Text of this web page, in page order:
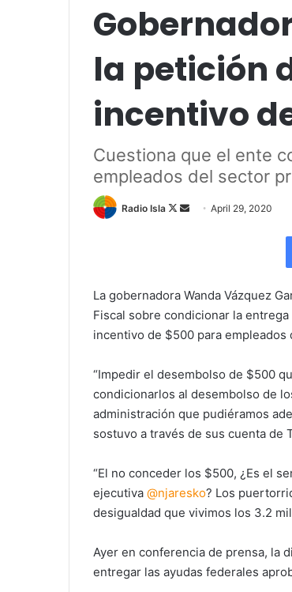
la petición
incentivo
Cuestiona que el ente
empleados del sector
Radio Isla
Follow
Send April 29, 2020
La gobernadora Wanda Vázquez
Fiscal sobre condicionar la
incentivo de $500 para
“Impedir el desembolso de $500
condicionarlos al desembolso de
administración que pudiéramos
sostuvo a través de sus cuenta de
“El no conceder los $500, ¿Es el
ejecutiva @njaresko? Los
desigualdad que vivimos los 3.2
Ayer en conferencia de prensa, la
entregar las ayudas federales